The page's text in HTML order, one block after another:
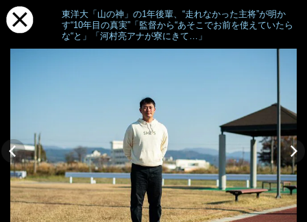
東洋大「山の神」の1年後輩、“走れなかった主将”が明か
す“10年目の真実”「監督から“あそこでお前を使えていたら
な“と」「河村亮アナが寮にきて…」